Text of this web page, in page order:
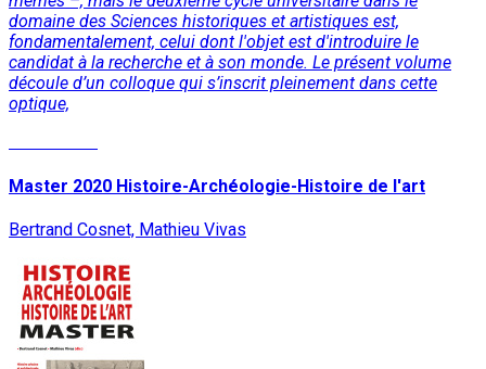
domaine des Sciences historiques et artistiques est,
fondamentalement, celui dont l'objet est d'introduire le
candidat à la recherche et à son monde. Le présent volume
découle d’un colloque qui s’inscrit pleinement dans cette
optique,
Master 2020 Histoire-Archéologie-Histoire de l'art
Bertrand Cosnet, Mathieu Vivas